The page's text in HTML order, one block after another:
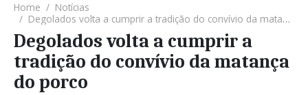
Home
Notícias
Degolados volta a cumprir a tradição do convívio da matança do porco
Degolados volta a cumprir a
tradição do convívio da matança
do porco